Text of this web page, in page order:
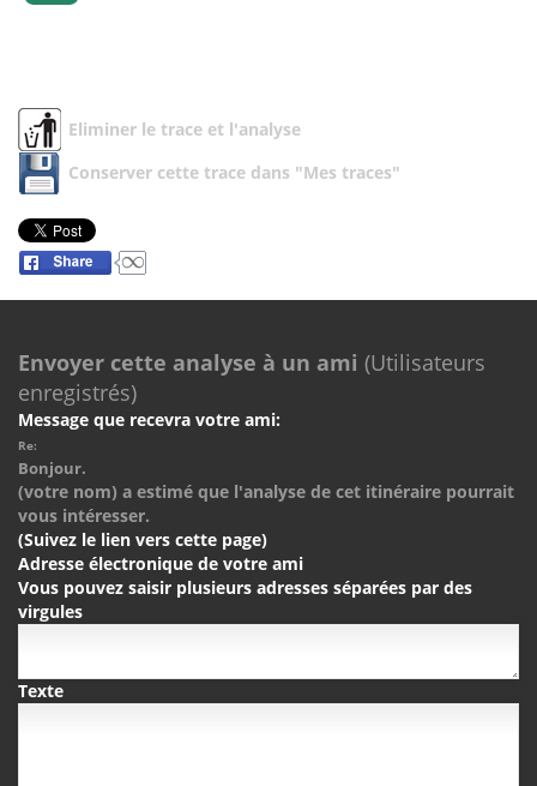
Eliminer le trace et l'analyse
Conserver cette trace dans "Mes traces"
Envoyer cette analyse à un ami (Utilisateurs
enregistrés)
Message que recevra votre ami:
Re:
Bonjour.
(votre nom) a estimé que l'analyse de cet itinéraire pourrait
vous intéresser.
(Suivez le lien vers cette page)
Adresse électronique de votre ami
Vous pouvez saisir plusieurs adresses séparées par des
virgules
Texte